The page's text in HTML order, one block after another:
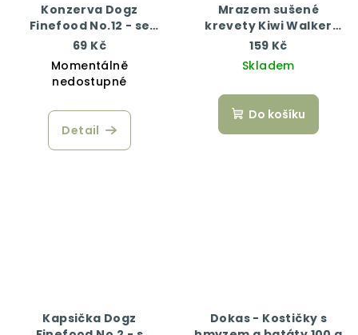
Konzerva Dogz
Finefood No.12 - se
zvěřinou a sledím
masem 200 g
69 Kč
Momentálně
nedostupné
Detail
Mrazem sušené
krevety Kiwi Walker
50g
159 Kč
Skladem
Do košíku
Kapsička Dogz
Dokas - Kostičky s